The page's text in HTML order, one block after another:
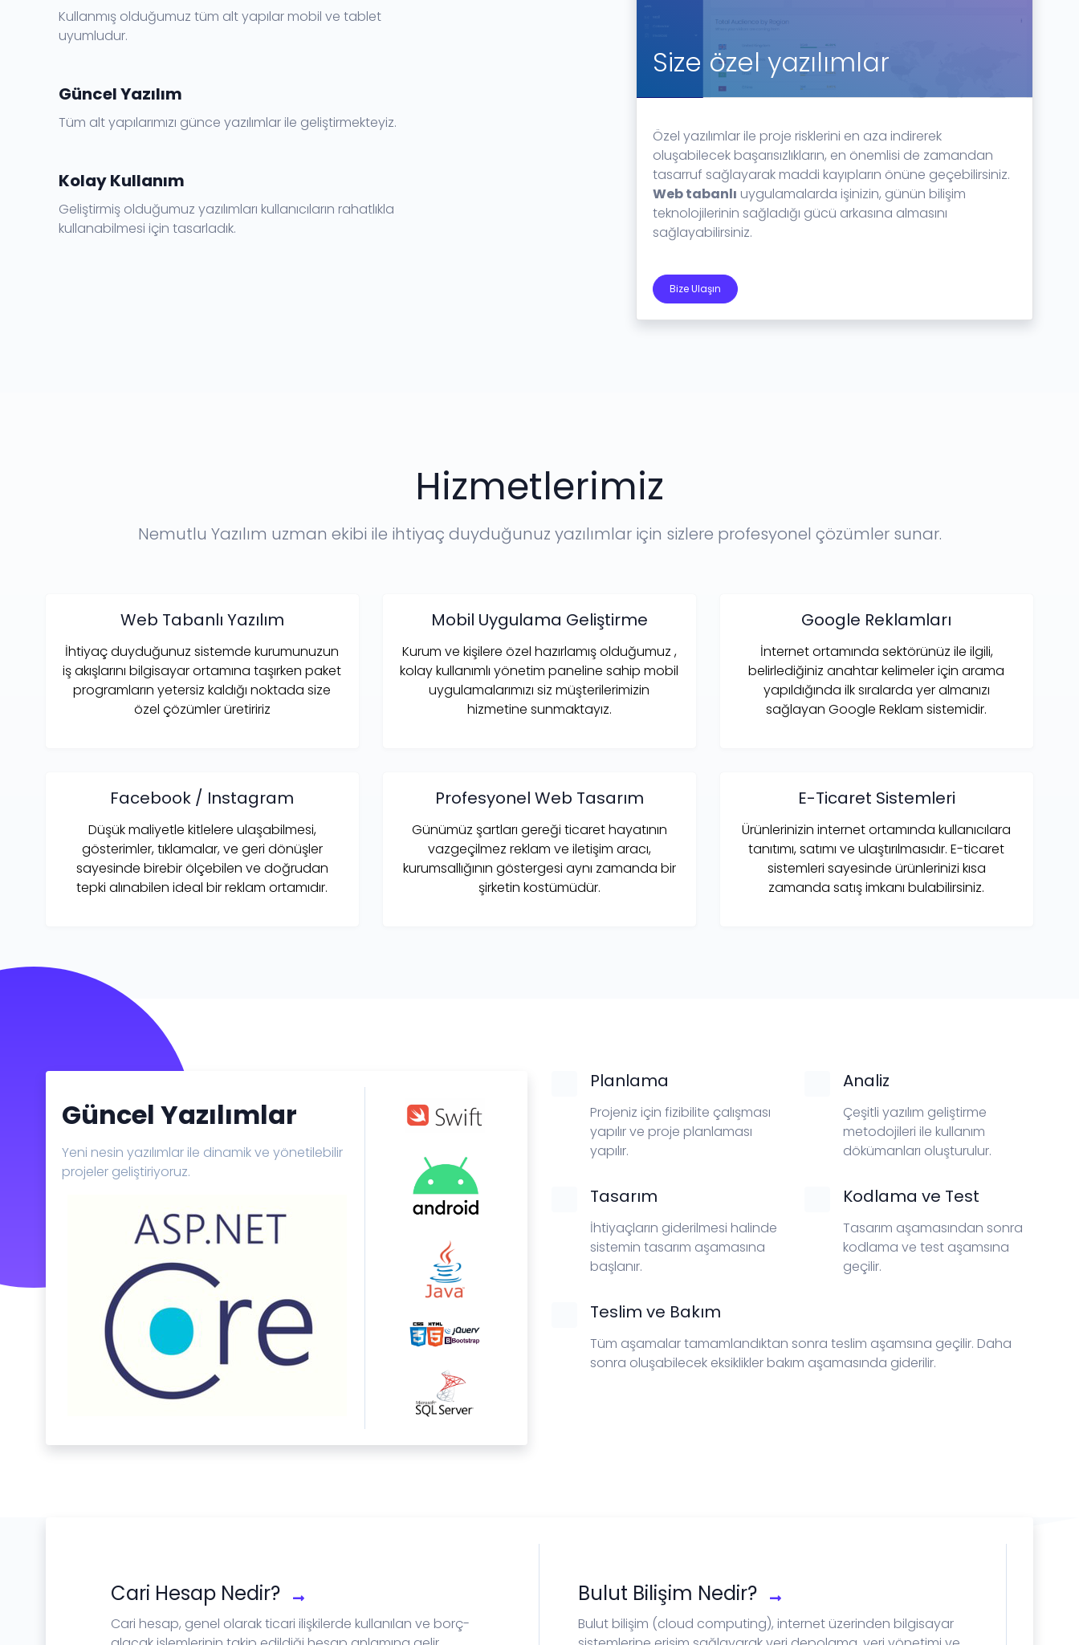
Kullanmış olduğumuz tüm alt yapılar mobil ve tablet
uyumludur.
Güncel Yazılım
Tüm alt yapılarımızı günce yazılımlar ile geliştirmekteyiz.
Kolay Kullanım
Geliştirmiş olduğumuz yazılımları kullanıcıların rahatlıkla
kullanabilmesi için tasarladık.
Size özel yazılımlar
Özel yazılımlar ile proje risklerini en aza indirerek
oluşabilecek başarısızlıkların, en önemlisi de zamandan
tasarruf sağlayarak maddi kayıpların önüne geçebilirsiniz.
Web tabanlı uygulamalarda işinizin, günün bilişim
teknolojilerinin sağladığı gücü arkasına almasını
sağlayabilirsiniz.
Bize Ulaşın
Hizmetlerimiz
Nemutlu Yazılım uzman ekibi ile ihtiyaç duyduğunuz yazılımlar için sizlere profesyonel çözümler sunar.
Web Tabanlı Yazılım
İhtiyaç duyduğunuz sistemde kurumunuzun
iş akışlarını bilgisayar ortamına taşırken paket
programların yetersiz kaldığı noktada size
özel çözümler üretiririz
Mobil Uygulama Geliştirme
Kurum ve kişilere özel hazırlamış olduğumuz ,
kolay kullanımlı yönetim paneline sahip mobil
uygulamalarımızı siz müşterilerimizin
hizmetine sunmaktayız.
Google Reklamları
İnternet ortamında sektörünüz ile ilgili,
belirlediğiniz anahtar kelimeler için arama
yapıldığında ilk sıralarda yer almanızı
sağlayan Google Reklam sistemidir.
Facebook / Instagram
Düşük maliyetle kitlelere ulaşabilmesi,
gösterimler, tıklamalar, ve geri dönüşler
sayesinde birebir ölçebilen ve doğrudan
tepki alınabilen ideal bir reklam ortamıdır.
Profesyonel Web Tasarım
Günümüz şartları gereği ticaret hayatının
vazgeçilmez reklam ve iletişim aracı,
kurumsallığının göstergesi aynı zamanda bir
şirketin kostümüdür.
E-Ticaret Sistemleri
Ürünlerinizin internet ortamında kullanıcılara
tanıtımı, satımı ve ulaştırılmasıdır. E-ticaret
sistemleri sayesinde ürünlerinizi kısa
zamanda satış imkanı bulabilirsiniz.
Güncel Yazılımlar
Yeni nesin yazılımlar ile dinamik ve yönetilebilir
projeler geliştiriyoruz.
Planlama
Projeniz için fizibilite çalışması
yapılır ve proje planlaması
yapılır.
Analiz
Çeşitli yazılım geliştirme
metodojileri ile kullanım
dökümanları oluşturulur.
Tasarım
İhtiyaçların giderilmesi halinde
sistemin tasarım aşamasına
başlanır.
Kodlama ve Test
Tasarım aşamasından sonra
kodlama ve test aşamsına
geçilir.
Teslim ve Bakım
Tüm aşamalar tamamlandıktan sonra teslim aşamsına geçilir. Daha
sonra oluşabilecek eksiklikler bakım aşamasında giderilir.
Cari Hesap Nedir?
Cari hesap, genel olarak ticari ilişkilerde kullanılan ve borç-
Bulut Bilişim Nedir?
Bulut bilişim (cloud computing), internet üzerinden bilgisayar